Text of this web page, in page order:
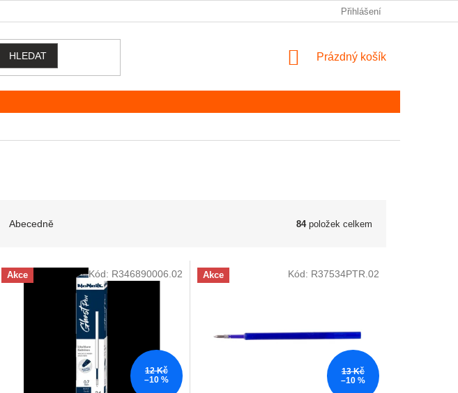
Přihlášení
HLEDAT NÁKUPNÍ KOŠÍK
Prázdný košík
Abecedně 84položek celkem
Akce
12 Kč
–10 %
Kód: R346890006.02 Akce
13 Kč
–10 %
Kód: R37534PTR.02